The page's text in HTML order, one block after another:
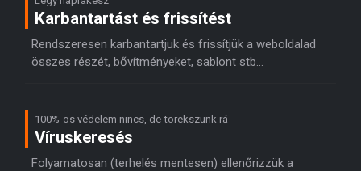
Karbantartást és frissítést
Rendszeresen karbantartjuk és frissítjük a weboldalad
összes részét, bővítményeket, sablont stb…
100%-os védelem nincs, de törekszünk rá
Víruskeresés
Folyamatosan (terhelés mentesen) ellenőrizzük a